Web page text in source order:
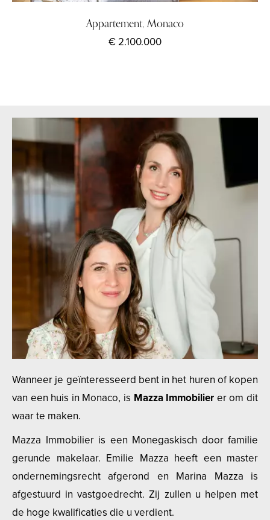
Appartement, Monaco
€ 2.100.000
Wanneer je geïnteresseerd bent in het huren of kopen
van een huis in Monaco, is Mazza Immobilier er om dit
waar te maken.
Mazza Immobilier is een Monegaskisch door familie
gerunde makelaar. Emilie Mazza heeft een master
ondernemingsrecht afgerond en Marina Mazza is
afgestuurd in vastgoedrecht. Zij zullen u helpen met
de hoge kwalificaties die u verdient.